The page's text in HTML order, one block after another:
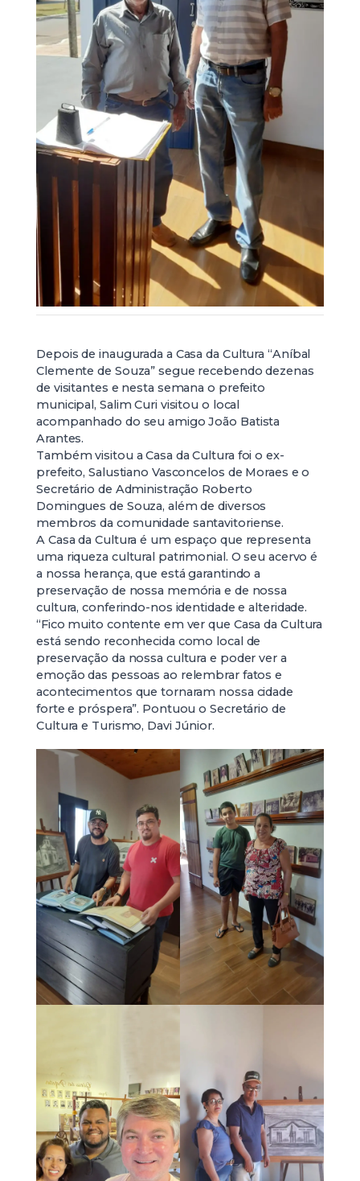
Depois de inaugurada a Casa da Cultura “Aníbal
Clemente de Souza” segue recebendo dezenas
de visitantes e nesta semana o prefeito
municipal, Salim Curi visitou o local
acompanhado do seu amigo João Batista
Arantes.
Também visitou a Casa da Cultura foi o ex-
prefeito, Salustiano Vasconcelos de Moraes e o
Secretário de Administração Roberto
Domingues de Souza, além de diversos
membros da comunidade santavitoriense.
A Casa da Cultura é um espaço que representa
uma riqueza cultural patrimonial. O seu acervo é
a nossa herança, que está garantindo a
preservação de nossa memória e de nossa
cultura, conferindo-nos identidade e alteridade.
“Fico muito contente em ver que Casa da Cultura
está sendo reconhecida como local de
preservação da nossa cultura e poder ver a
emoção das pessoas ao relembrar fatos e
acontecimentos que tornaram nossa cidade
forte e próspera”. Pontuou o Secretário de
Cultura e Turismo, Davi Júnior.